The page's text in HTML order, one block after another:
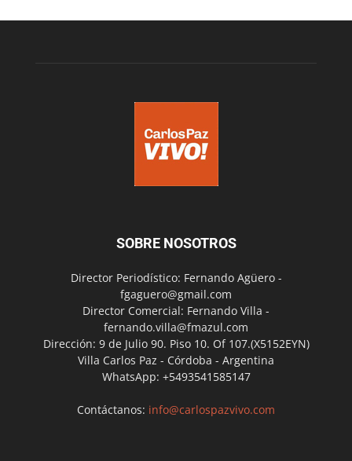
SOBRE NOSOTROS
Director Periodístico: Fernando Agüero -
fgaguero@gmail.com
Director Comercial: Fernando Villa -
fernando.villa@fmazul.com
Dirección: 9 de Julio 90. Piso 10. Of 107.(X5152EYN)
Villa Carlos Paz - Córdoba - Argentina
WhatsApp: +5493541585147
Contáctanos: info@carlospazvivo.com